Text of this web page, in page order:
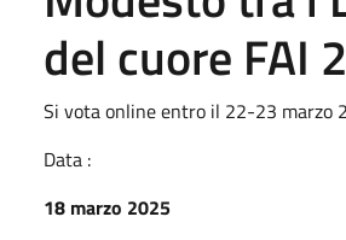
del cuore FAI
Si vota online entro il 22-23 marzo
Data :
18 marzo 2025